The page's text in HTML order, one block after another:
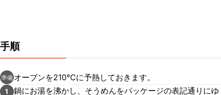
手順
準備 オーブンを210℃に予熱しておきます。
1
鍋にお湯を沸かし、そうめんをパッケージの表記通りにゆ